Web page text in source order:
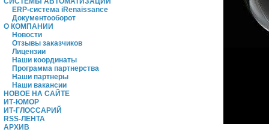
ERP-система iRenaissance
Документооборот
О КОМПАНИИ
Новости
Отзывы заказчиков
Лицензии
Наши координаты
Программа партнерства
Наши партнеры
Наши вакансии
НОВОЕ НА САЙТЕ
ИТ-ЮМОР
ИТ-ГЛОССАРИЙ
RSS-ЛЕНТА
АРХИВ